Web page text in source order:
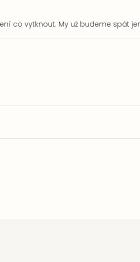
co vytknout. My už budeme spát jen